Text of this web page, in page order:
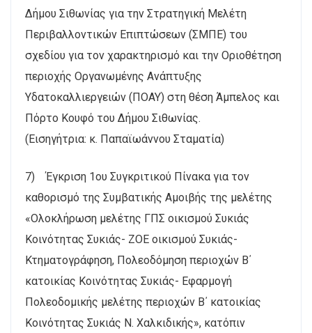
Δήμου Σιθωνίας για την Στρατηγική Μελέτη
Περιβαλλοντικών Επιπτώσεων (ΣΜΠΕ) του
σχεδίου για τον χαρακτηρισμό και την Οριοθέτηση
περιοχής Οργανωμένης Ανάπτυξης
Υδατοκαλλιεργειών (ΠΟΑΥ) στη θέση Άμπελος και
Πόρτο Κουφό του Δήμου Σιθωνίας.
(Εισηγήτρια: κ. Παπαϊωάννου Σταματία)
7) Έγκριση 1ου Συγκριτικού Πίνακα για τον
καθορισμό της Συμβατικής Αμοιβής της μελέτης
«Ολοκλήρωση μελέτης ΓΠΣ οικισμού Συκιάς
Κοινότητας Συκιάς- ΖΟΕ οικισμού Συκιάς-
Κτηματογράφηση, Πολεοδόμηση περιοχών Β΄
κατοικίας Κοινότητας Συκιάς- Εφαρμογή
Πολεοδομικής μελέτης περιοχών Β΄ κατοικίας
Κοινότητας Συκιάς Ν. Χαλκιδικής», κατόπιν